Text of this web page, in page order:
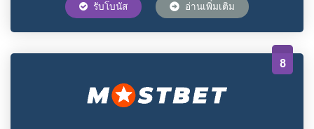
รับโบนัส อ่านเพิ่มเติม
8